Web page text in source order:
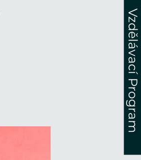
Vzdělávací Program